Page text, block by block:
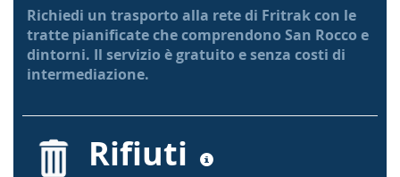
Richiedi un trasporto alla rete di Fritrak con le
tratte pianificate che comprendono San Rocco e
dintorni. Il servizio è gratuito e senza costi di
intermediazione.
Rifiuti